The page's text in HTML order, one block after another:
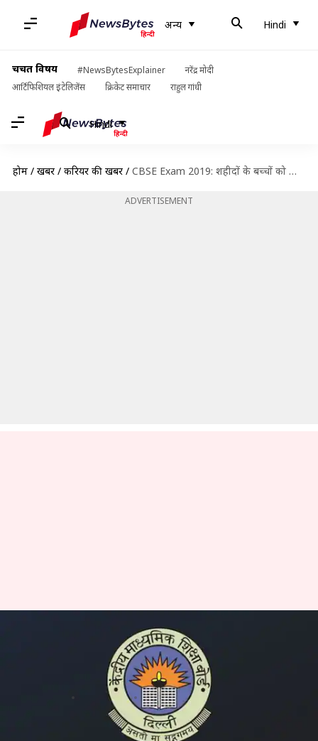
अन्य Hindi
चर्चित विषय #NewsBytesExplainer
नरेंद्र मोदी
आर्टिफिशियल इंटेलिजेंस
क्रिकेट समाचार राहुल गांधी
Hindi
होम / खबरें / करियर की खबरें / CBSE Exam 2019: शहीदों के बच्चों को मिली राहत, कर सकते हैं परीक्षा केंद्र में बदलाव
ADVERTISEMENT
CBSE Exam 2019: शहीदों के बच्चों
को मिली राहत, कर सकते हैं परीक्षा
केंद्र में बदलाव
Feb 21, 2019 01:57 pm